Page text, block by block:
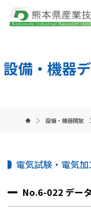
設備・機器
設備・機器開放
電気試験・電気
No.6-022 デー